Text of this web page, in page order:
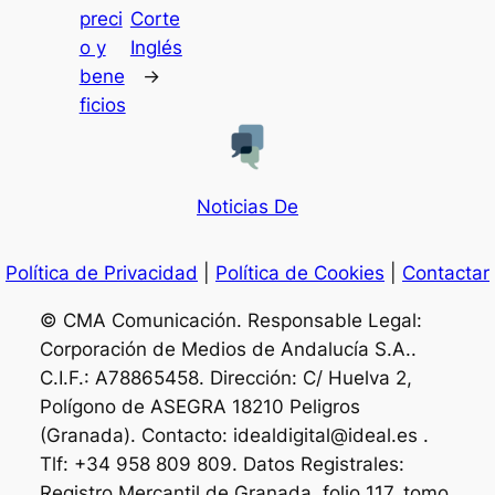
preci
o y
bene
ficios
Corte
Inglés
→
Noticias De
Política de Privacidad Política de Cookies Contactar
© CMA Comunicación. Responsable Legal:
Corporación de Medios de Andalucía S.A..
C.I.F.: A78865458. Dirección: C/ Huelva 2,
Polígono de ASEGRA 18210 Peligros
(Granada). Contacto: idealdigital@ideal.es .
Tlf: +34 958 809 809. Datos Registrales: